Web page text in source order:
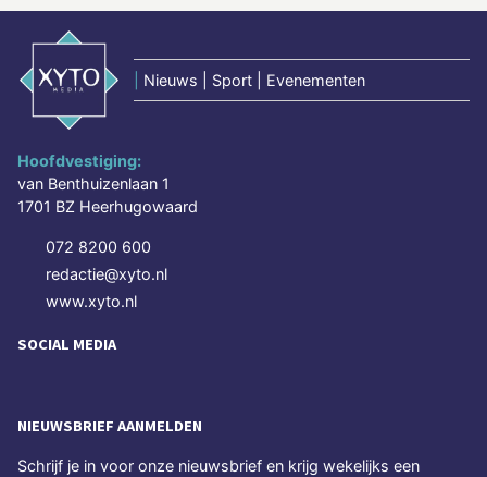
Nieuws | Sport | Evenementen
Hoofdvestiging:
van Benthuizenlaan 1
1701 BZ Heerhugowaard
072 8200 600
redactie@xyto.nl
www.xyto.nl
SOCIAL MEDIA
NIEUWSBRIEF AANMELDEN
Schrijf je in voor onze nieuwsbrief en krijg wekelijks een